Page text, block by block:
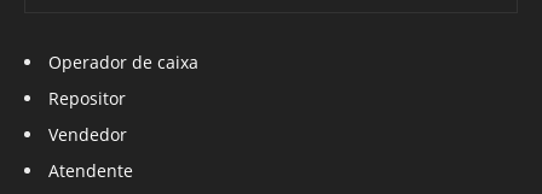
Operador de caixa
Repositor
Vendedor
Atendente